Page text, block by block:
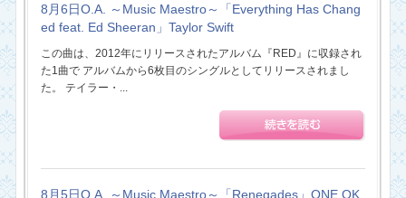
8月6日O.A. ～Music Maestro～「Everything Has Chang
ed feat. Ed Sheeran」Taylor Swift
この曲は、2012年にリリースされたアルバム『RED』に収録され
た1曲で アルバムから6枚目のシングルとしてリリースされまし
た。 テイラー・...
8月5日O.A. ～Music Maestro～「Renegades」ONE OK